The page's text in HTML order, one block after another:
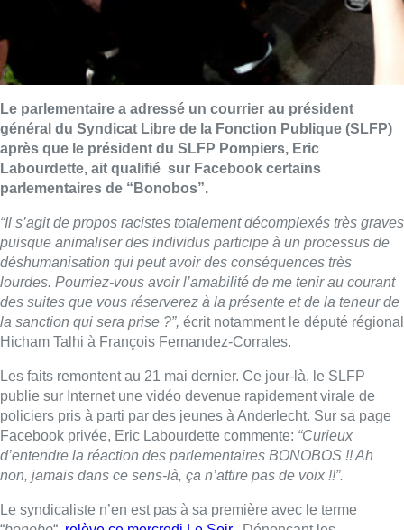
Le parlementaire a adressé un courrier au président
général du Syndicat Libre de la Fonction Publique (SLFP)
après que le président du SLFP Pompiers, Eric
Labourdette, ait qualifié sur Facebook certains
parlementaires de “Bonobos”.
“Il s’agit de propos racistes totalement décomplexés très graves
puisque animaliser des individus participe à un processus de
déshumanisation qui peut avoir des conséquences très
lourdes. Pourriez-vous avoir l’amabilité de me tenir au courant
des suites que vous réserverez à la présente et de la teneur de
la sanction qui sera prise ?”, écrit notamment le député régional
Hicham Talhi à François Fernandez-Corrales.
Les faits remontent au 21 mai dernier. Ce jour-là, le SLFP
publie sur Internet une vidéo devenue rapidement virale de
policiers pris à parti par des jeunes à Anderlecht. Sur sa page
Facebook privée, Eric Labourdette commente: “Curieux
d’entendre la réaction des parlementaires BONOBOS !! Ah
non, jamais dans ce sens-là, ça n’attire pas de voix !!”.
Le syndicaliste n’en est pas à sa première avec le terme